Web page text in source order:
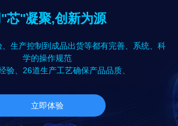
芯"凝聚,创新为源
、生产控制到成品出货等都有完善、系统、科
学的操作规范
验、26道生产工艺确保产品品质、
立即体验